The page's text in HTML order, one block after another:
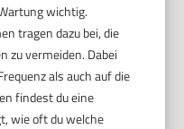
wichtig.
tragen dazu bei, die
zu vermeiden. Dabei
als auch auf die
findest du eine
wie oft du welche